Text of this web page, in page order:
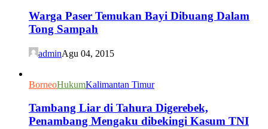
Warga Paser Temukan Bayi Dibuang Dalam
Tong Sampah
adminAgu 04, 2015
BorneoHukumKalimantan Timur
Tambang Liar di Tahura Digerebek,
Penambang Mengaku dibekingi Kasum TNI